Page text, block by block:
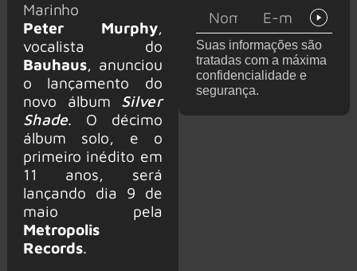
Marinho
Peter Murphy,
vocalista do
Bauhaus, anunciou
o lançamento do
novo álbum Silver
Shade. O décimo
álbum solo, e o
primeiro inédito em
11 anos, será
lançando dia 9 de
maio pela
Metropolis
Records.
filme
Suas informações são
tratadas com a máxima
confidencialidade e
segurança.